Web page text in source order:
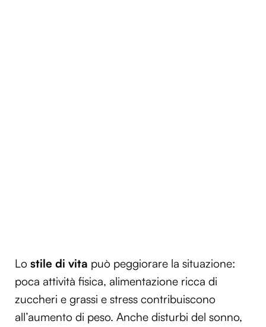
Lo stile di vita può peggiorare la situazione:
poca attività fisica, alimentazione ricca di
zuccheri e grassi e stress contribuiscono
all’aumento di peso. Anche disturbi del sonno,